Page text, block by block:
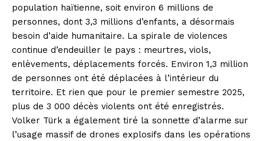
population haïtienne, soit environ 6 millions de
personnes, dont 3,3 millions d’enfants, a désormais
besoin d’aide humanitaire. La spirale de violences
continue d’endeuiller le pays : meurtres, viols,
enlèvements, déplacements forcés. Environ 1,3 million
de personnes ont été déplacées à l’intérieur du
territoire. Et rien que pour le premier semestre 2025,
plus de 3 000 décès violents ont été enregistrés.
Volker Türk a également tiré la sonnette d’alarme sur
l’usage massif de drones explosifs dans les opérations